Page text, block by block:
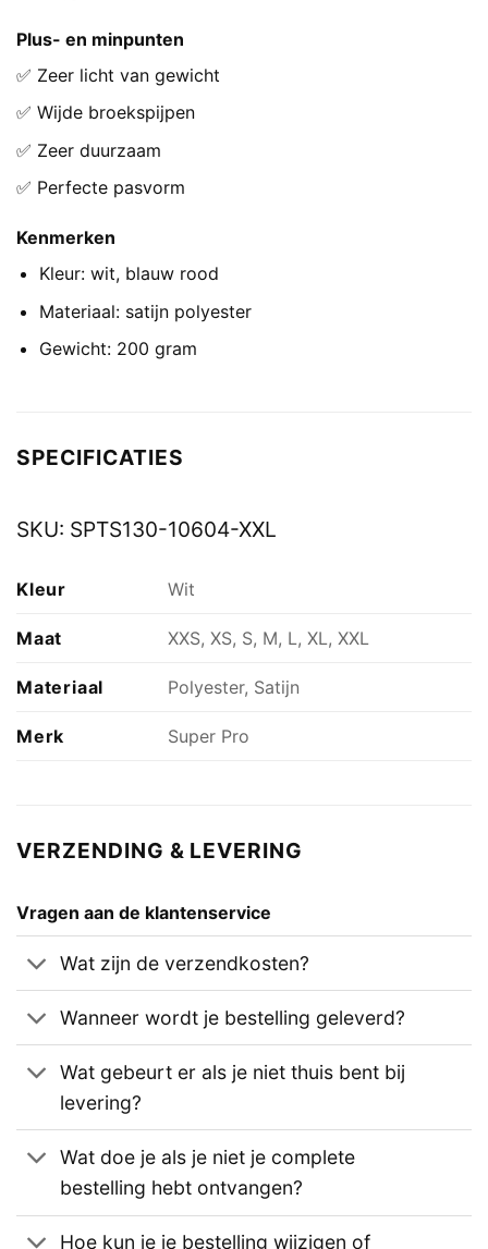
Plus- en minpunten
✅ Zeer licht van gewicht
✅ Wijde broekspijpen
✅ Zeer duurzaam
✅ Perfecte pasvorm
Kenmerken
Kleur: wit, blauw rood
Materiaal: satijn polyester
Gewicht: 200 gram
SPECIFICATIES
SKU: SPTS130-10604-XXL
Kleur Wit
Maat XXS, XS, S, M, L, XL, XXL
Materiaal Polyester, Satijn
Merk Super Pro
VERZENDING & LEVERING
Vragen aan de klantenservice
Wat zijn de verzendkosten?
Wanneer wordt je bestelling geleverd?
Wat gebeurt er als je niet thuis bent bij
levering?
Wat doe je als je niet je complete
bestelling hebt ontvangen?
Hoe kun je je bestelling wijzigen of